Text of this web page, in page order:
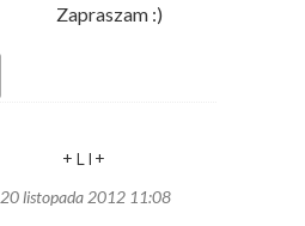
Zapraszam :)
+LI+
20 listopada 2012 11:08